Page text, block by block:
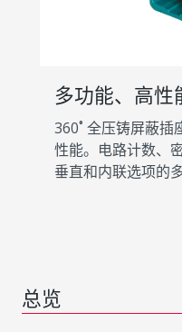
多功能、高性
360˚ 全压铸屏蔽插
性能。电路计数、
垂直和内联选项的
总览